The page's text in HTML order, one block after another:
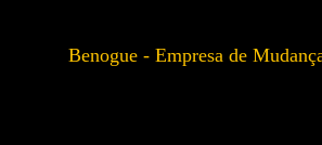
Benogue - Empresa de